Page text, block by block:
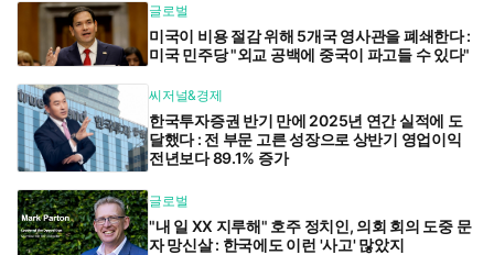
글로벌
미국이 비용 절감 위해 5개국 영사관을 폐쇄한다 :
미국 민주당 "외교 공백에 중국이 파고들 수 있다"
씨저널&경제
한국투자증권 반기 만에 2025년 연간 실적에 도
달했다 : 전 부문 고른 성장으로 상반기 영업이익
전년보다 89.1% 증가
글로벌
"내 일 XX 지루해" 호주 정치인, 의회 회의 도중 문
자 망신살 : 한국에도 이런 '사고' 많았지